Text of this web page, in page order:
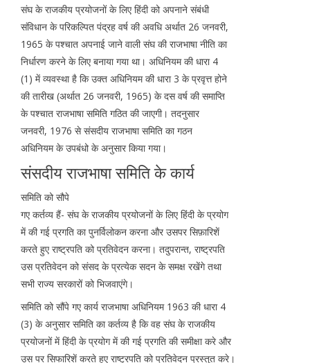
संघ के राजकीय प्रयोजनों के लिए हिंदी को अपनाने संबंधी
संविधान के परिकल्पित पंद्रह वर्ष की अवधि अर्थात 26 जनवरी,
1965 के पश्चात अपनाई जाने वाली संघ की राजभाषा नीति का
निर्धारण करने के लिए बनाया गया था। अधिनियम की धारा 4
(1) में व्यवस्था है कि उक्त अधिनियम की धारा 3 के प्रवृत्त होने
की तारीख (अर्थात 26 जनवरी, 1965) के दस वर्ष की समाप्ति
के पश्चात राजभाषा समिति गठित की जाएगी। तदनुसार
जनवरी, 1976 से संसदीय राजभाषा समिति का गठन
अधिनियम के उपबंधो के अनुसार किया गया।
संसदीय राजभाषा समिति के कार्य
समिति को सौपे
गए कर्तव्य हैं- संघ के राजकीय प्रयोजनों के लिए हिंदी के प्रयोग
में की गई प्रगति का पुनर्विलोकन करना और उसपर सिफ़ारिशें
करते हुए राष्ट्रपति को प्रतिवेदन करना। तदुपरान्त, राष्ट्रपति
उस प्रतिवेदन को संसद के प्रत्येक सदन के समक्ष रखेंगे तथा
सभी राज्य सरकारों को भिजवाएंगे।
समिति को सौंपे गए कार्य राजभाषा अधिनियम 1963 की धारा 4
(3) के अनुसार समिति का कर्तव्य है कि वह संघ के राजकीय
प्रयोजनों में हिंदी के प्रयोग में की गई प्रगति की समीक्षा करे और
उस पर सिफारिशें करते हुए राष्ट्रपति को प्रतिवेदन प्रस्तुत करे।